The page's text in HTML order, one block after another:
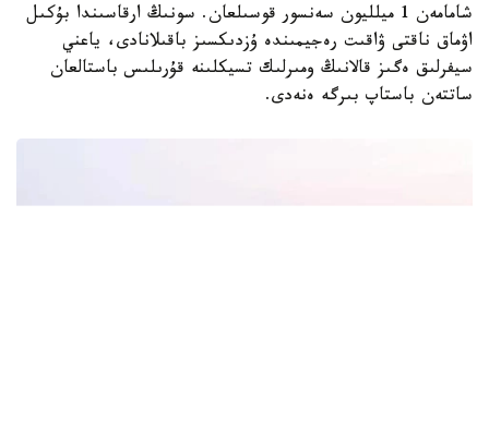
شامامەن 1 ميلليون سەنسور قوسىلعان. سونىڭ ارقاسىندا بۇكىل
اۋماق ناقتى ۋاقىت رەجيمىندە ۇزدىكسىز باقىلانادى، ياعني
سيفرلىق ەگىز قالانىڭ ومىرلىك تسيكلىنە قۇرىلىس باستالعان
ساتتەن باستاپ بىرگە ەنەدى.